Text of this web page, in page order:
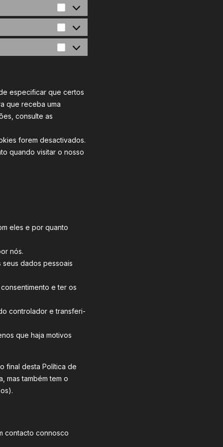
Preferences
Statistics
Marketing
especificar que certos
que receba uma
consulte as
forem desactivados.
quando visitar o nosso
eles e por quanto
nós.
dados pessoais
e ter os
controlador e transferi-
que haja motivos
final desta Política de
mas também tem o
contacto connosco